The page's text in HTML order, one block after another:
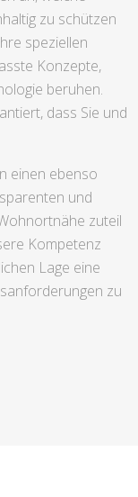
zu schützen
speziellen
Konzepte,
beruhen.
dass Sie und
einen ebenso
und
zuteil
Kompetenz
Lage eine
zu